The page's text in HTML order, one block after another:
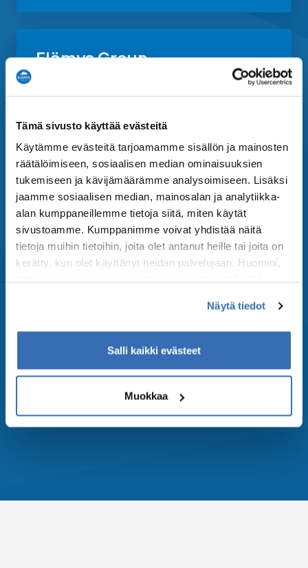
Tämä sivusto käyttää evästeitä
Käytämme evästeitä tarjoamamme sisällön ja mainosten
räätälöimiseen, sosiaalisen median ominaisuuksien
tukemiseen ja kävijämäärämme analysoimiseen. Lisäksi
jaamme sosiaalisen median, mainosalan ja analytiikka-
alan kumppaneillemme tietoja siitä, miten käytät
sivustoamme. Kumppanimme voivat yhdistää näitä
tietoja muihin tietoihin, joita olet antanut heille tai joita on
kerätty, kun olet käyttänyt heidän palvelujaan. Huomioi,
Näytä tiedot
Salli kaikki evästeet
Muokkaa
Elämys Group
Elämys Sport
Elämys Cruises
Elämys Live
Menestys Travel
OK-Matkat
Matka-Agentit